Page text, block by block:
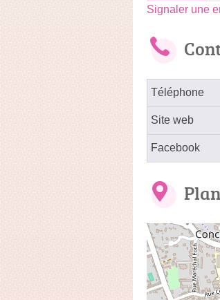
Signaler une
Téléphone
Site web
Facebook